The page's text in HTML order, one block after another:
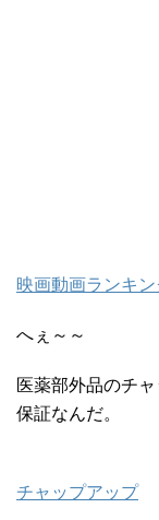
映画動画ランキン
へぇ～～
医薬部外品のチ
保証なんだ。
チャップアップ